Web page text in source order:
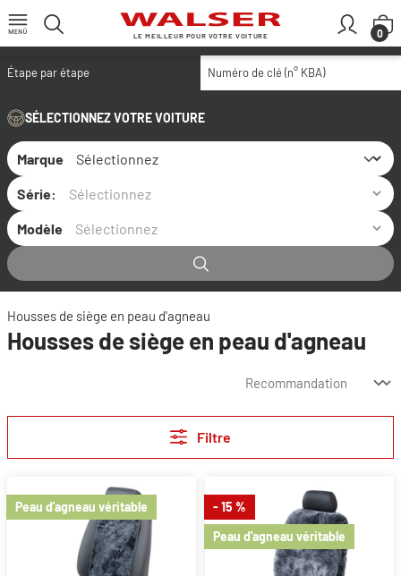
Passer au contenu principal
LE MEILLEUR POUR VOTRE VOITURE 0
Étape par étape Numéro de clé (n° KBA)
SÉLECTIONNEZ VOTRE VOITURE
Marque
Série:
Modèle
Housses de siège en peau d'agneau
Housses de siège en peau d'agneau
Filtre
Peau d'agneau véritable
- 15 %
Peau d'agneau véritable